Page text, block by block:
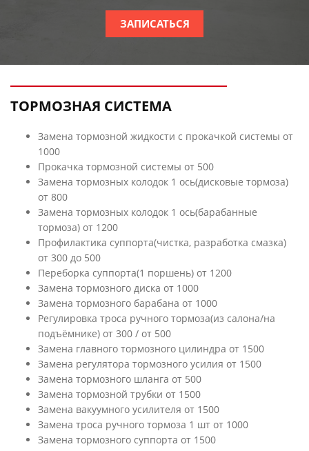
ЗАПИСАТЬСЯ
ТОРМОЗНАЯ СИСТЕМА
Замена тормозной жидкости с прокачкой системы от
1000
Прокачка тормозной системы от 500
Замена тормозных колодок 1 ось(дисковые тормоза)
от 800
Замена тормозных колодок 1 ось(барабанные
тормоза) от 1200
Профилактика суппорта(чистка, разработка смазка)
от 300 до 500
Переборка суппорта(1 поршень) от 1200
Замена тормозного диска от 1000
Замена тормозного барабана от 1000
Регулировка троса ручного тормоза(из салона/на
подъёмнике) от 300 / от 500
Замена главного тормозного цилиндра от 1500
Замена регулятора тормозного усилия от 1500
Замена тормозного шланга от 500
Замена тормозной трубки от 1500
Замена вакуумного усилителя от 1500
Замена троса ручного тормоза 1 шт от 1000
Замена тормозного суппорта от 1500